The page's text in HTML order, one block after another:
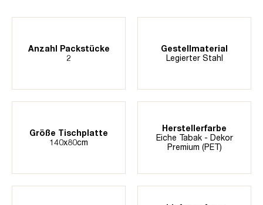
Anzahl Packstücke
2
Gestellmaterial
Legierter Stahl
Größe Tischplatte
140x80cm
Herstellerfarbe
Eiche Tabak - Dekor
Premium (PET)